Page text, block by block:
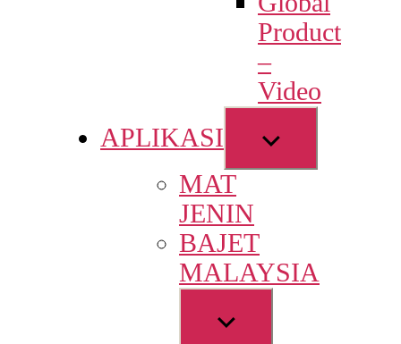
menu
Product
–
Video
APLIKASI
Show
sub
MAT
JENIN
BAJET
MALAYSIA
Show